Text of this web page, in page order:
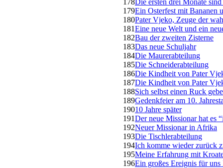
178Die ersten drei Monate
179Ein Osterfest mit Bananen
180Pater Vjeko, Zeuge der
181Eine neue Welt und ein
182Bau der zweiten Zisterne
183Das neue Schuljahr
184Die Maurerabteilung
185Die Schneiderabteilung
186Die Kindheit von Pater
187Die Kindheit von Pater
188Sich selbst einen Ruck
189Gedenkfeier am 10.
19010 Jahre später
191Der neue Missionar hat es
192Neuer Missionar in Afrika
193Die Tischlerabteilung
194Ich komme wieder zurück
195Meine Erfahrung mit
196Ein großes Ereignis für